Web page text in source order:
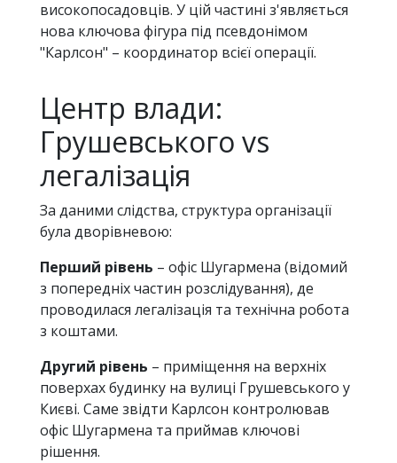
високопосадовців. У цій частині з'являється
нова ключова фігура під псевдонімом
"Карлсон" – координатор всієї операції.
Центр влади:
Грушевського vs
легалізація
За даними слідства, структура організації
була дворівневою:
Перший рівень – офіс Шугармена (відомий
з попередніх частин розслідування), де
проводилася легалізація та технічна робота
з коштами.
Другий рівень – приміщення на верхніх
поверхах будинку на вулиці Грушевського у
Києві. Саме звідти Карлсон контролював
офіс Шугармена та приймав ключові
рішення.